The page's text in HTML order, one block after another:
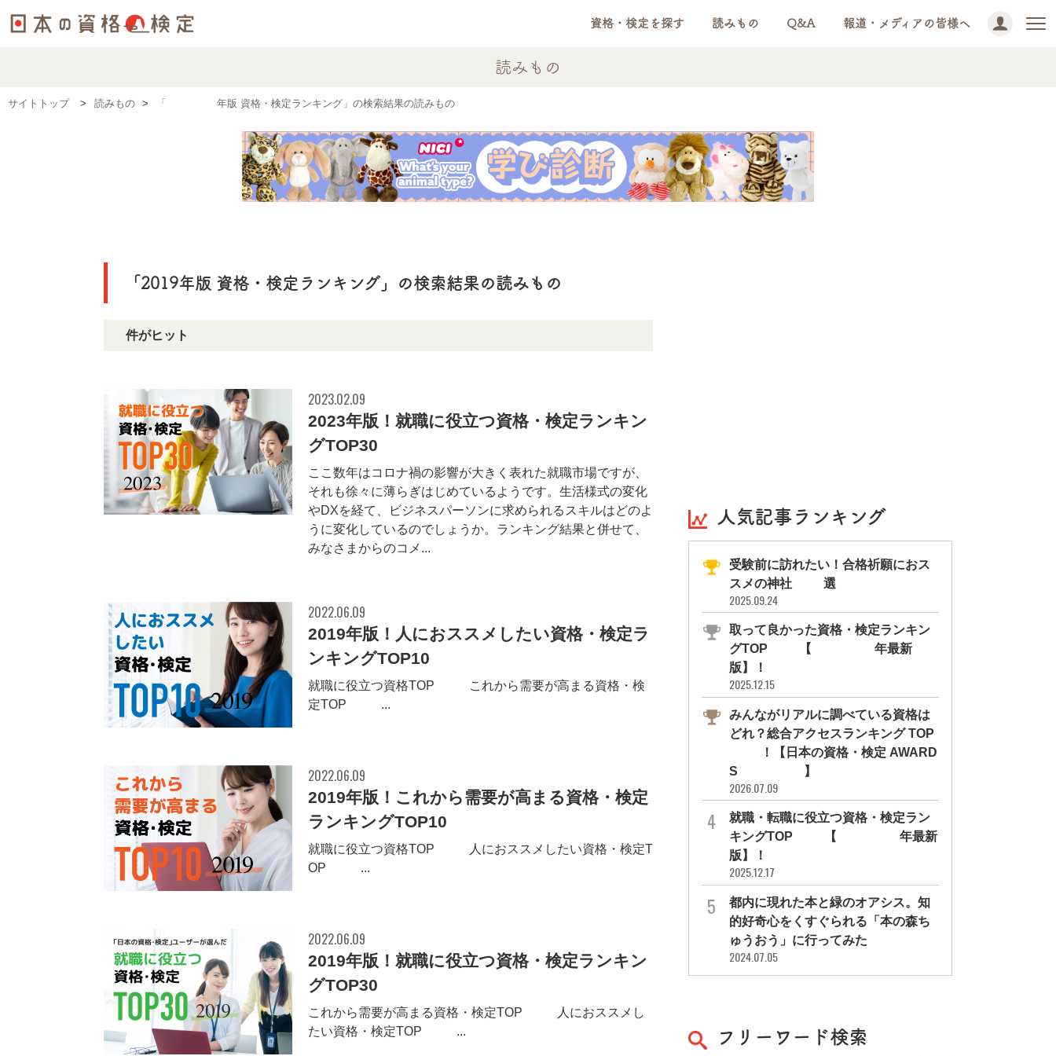
資格・検定を探す 読みもの Q&A 報道・メディアの皆様へ
読みもの
サイトトップ 読みもの 「2019年版 資格・検定ランキング」の検索結果の読みもの
「2019年版 資格・検定ランキング」の検索結果の読みもの
4件がヒット
2023.02.09
2023年版！就職に役立つ資格・検定ランキン
グTOP30
ここ数年はコロナ禍の影響が大きく表れた就職市場ですが、
それも徐々に薄らぎはじめているようです。生活様式の変化
やDXを経て、ビジネスパーソンに求められるスキルはどのよ
うに変化しているのでしょうか。ランキング結果と併せて、
みなさまからのコメ...
2022.06.09
2019年版！人におススメしたい資格・検定ラ
ンキングTOP10
就職に役立つ資格TOP30 これから需要が高まる資格・検
定TOP10 ...
2022.06.09
2019年版！これから需要が高まる資格・検定
ランキングTOP10
就職に役立つ資格TOP30 人におススメしたい資格・検定T
OP10 ...
2022.06.09
2019年版！就職に役立つ資格・検定ランキン
グTOP30
これから需要が高まる資格・検定TOP10 人におススメし
たい資格・検定TOP10 ...
人気記事ランキング
受験前に訪れたい！合格祈願におス
スメの神社11選
2025.09.24
取って良かった資格・検定ランキン
グTOP10【2026年最新
版】！
2025.12.15
みんながリアルに調べている資格は
どれ？総合アクセスランキング TOP
10！【日本の資格・検定 AWARD
S 2026】
2026.07.09
就職・転職に役立つ資格・検定ラン
キングTOP30【2026年最新
版】！
2025.12.17
都内に現れた本と緑のオアシス。知
的好奇心をくすぐられる「本の森ち
ゅうおう」に行ってみた
2024.07.05
フリーワード検索